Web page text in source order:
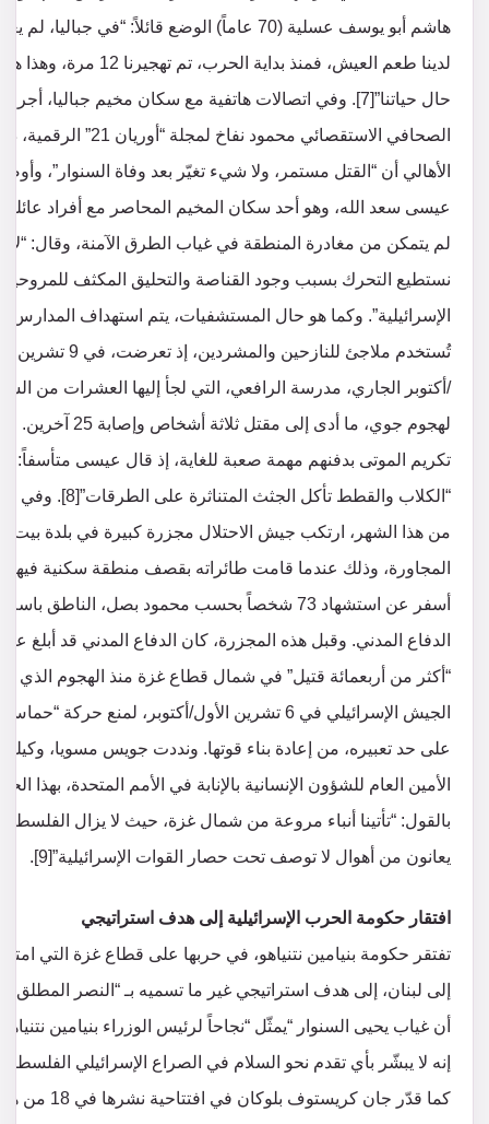
هاشم أبو يوسف عسلية (70 عاماً) الوضع قائلاً: “في جباليا، لم يعد
لدينا طعم العيش، فمنذ بداية الحرب، تم تهجيرنا 12 مرة، وهذا هو
حال حياتنا”[7]. وفي اتصالات هاتفية مع سكان مخيم جباليا، أجراها
الصحافي الاستقصائي محمود نفاخ لمجلة “أوريان 21”
الأهالي أن “القتل مستمر، ولا شيء تغيّر بعد وفاة السنوار”،
عيسى سعد الله، وهو أحد سكان المخيم المحاصر مع أفراد
لم يتمكن من مغادرة المنطقة في غياب الطرق الآمنة، وقال: “لا
نستطيع التحرك بسبب وجود القناصة والتحليق المكثف
الإسرائيلية”. وكما هو حال المستشفيات، يتم استهداف المدارس
تُستخدم ملاجئ للنازحين والمشردين، إذ
/أكتوبر الجاري، مدرسة الرافعي، التي لجأ إليها العشرات من
لهجوم جوي، ما أدى إلى مقتل ثلاثة أشخاص
تكريم الموتى بدفنهم مهمة صعبة للغاية، إذ قال عيسى متأسفاً:
من هذا الشهر، ارتكب جيش الاحتلال مجزرة كبيرة في بلدة بيت
المجاورة، وذلك عندما قامت طائراته بقصف منطقة سكنية فيها
أسفر عن استشهاد 73 شخصاً بحسب محمود بصل، الناطق باسم
الدفاع المدني. وقبل هذه المجزرة، كان الدفاع المدني قد أبلغ عن
“أكثر من أربعمائة قتيل” في شمال قطاع غزة منذ الهجوم الذي
الجيش الإسرائيلي في 6 تشرين الأول/أكتوبر، لمنع حركة
على حد تعبيره، من إعادة بناء قوتها. ونددت جويس مسويا، وكيلة
الأمين العام للشؤون الإنسانية بالإنابة في الأمم المتحدة، بهذا
بالقول: “تأتينا أنباء مروعة من شمال غزة، حيث لا يزال
يعانون من أهوال لا توصف تحت حصار القوات الإسرائيلية”[9].
افتقار حكومة الحرب الإسرائيلية إلى هدف استراتيجي
تفتقر حكومة بنيامين نتنياهو، في حربها على قطاع غزة التي
إلى لبنان، إلى هدف استراتيجي غير ما تسميه بـ “النصر
أن غياب يحيى السنوار “يمثّل “نجاحاً لرئيس الوزراء بنيامين
إنه لا يبشّر بأي تقدم نحو السلام في الصراع الإسرائيلي
كما قدّر جان كريستوف بلوكان في افتتاحية نشرها في